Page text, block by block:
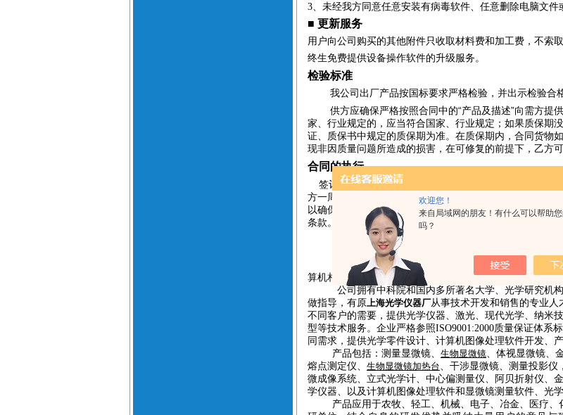
欢迎您！
来自局域网的朋友！有什么可以帮助
吗？
3
未经我方同意任意安装有病毒软件、任意删除电脑文
■ 更新服务
用户向公司购买的其他附件只收取材料费和加工费，不索取
终生免费提供设备操作软件的升级服务。
检验标准
我公司出厂产品按国标要求严格检验，并出示检验合
供方应确保严格按照合同中的“产品及描述”向需方提
家、行业规定的，应当符合国家、行业规定；如果质保期
证、质保书中规定的质保期为准。在质保期内，合同货物
现非因质量问题所造成的损害，在可修复的前提下，乙方可
合同的执行
签订合同后，双方严格按合同执行，供方五到十个工作
方一周内完成验收任务（需方自行另请计量时间不在此范
以确保我公司资金正常运转，要确保合同顺利完成，对此
条款。
上海绘统
（原上
上海绘统光学仪器厂自立于
光学制造技术和
算机相结合的（光、机、电一体化）光学仪器开发和销售.
公司拥有中科院和国内多所著名大学、光学研究机
做指导，有原上海光学仪器厂从事技术开发和销售的专业
不同客户的需要，提供光学仪器、激光、现代光学、纳米
型等技术服务。企业严格参照ISO9001:2000质量保证体系
同 需求 ，提供光学零件设计、计算机图像处理软件开发、
产品包括 ：测量显微镜、 生物显微镜、体视显微镜、
熔点测定仪、 生物显微镜加热台、干涉显微镜、测量投影仪 ，
微成像系统、立式光学计、中心偏测量仪、阿贝折射仪、
学仪器、以及计算机图像处理软件和显微镜测量软件、光学
产品应用于农牧、轻工、机械、电子、冶金、医疗